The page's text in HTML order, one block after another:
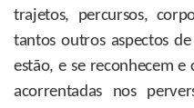
trajetos, percursos,
tantos outros aspectos
estão, e se reconhecem
acorrentadas nos